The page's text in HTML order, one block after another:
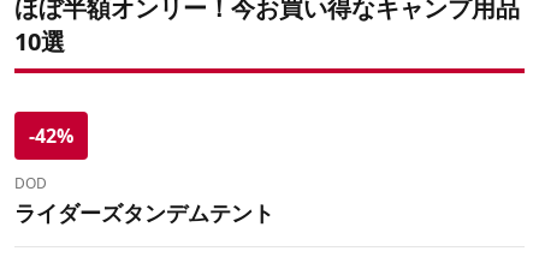
ほぼ半額オンリー！今お買い得なキャンプ用品
10選
-42%
DOD
ライダーズタンデムテント